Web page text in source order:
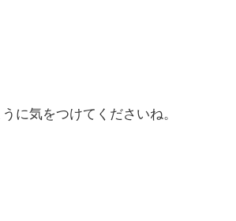
に気をつけてくださいね。